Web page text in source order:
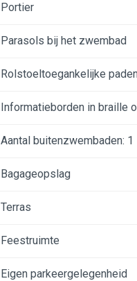
Portier
Parasols bij het zwembad
Rolstoeltoegankelijke
Informatieborden in braille
Aantal buitenzwembaden: 1
Bagageopslag
Terras
Feestruimte
Eigen parkeergelegenheid